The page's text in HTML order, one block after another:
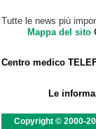
Tutte le news più
Mappa del sito
Centro medico
Le
Copyright © 2000-